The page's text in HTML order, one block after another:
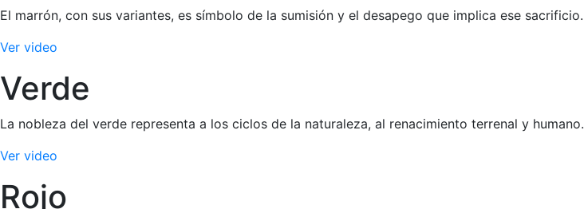
El marrón, con sus variantes, es símbolo de la sumisión y el desapego que implica ese sacrificio.
Ver video
Verde
La nobleza del verde representa a los ciclos de la naturaleza, al renacimiento terrenal y humano.
Ver video
Rojo